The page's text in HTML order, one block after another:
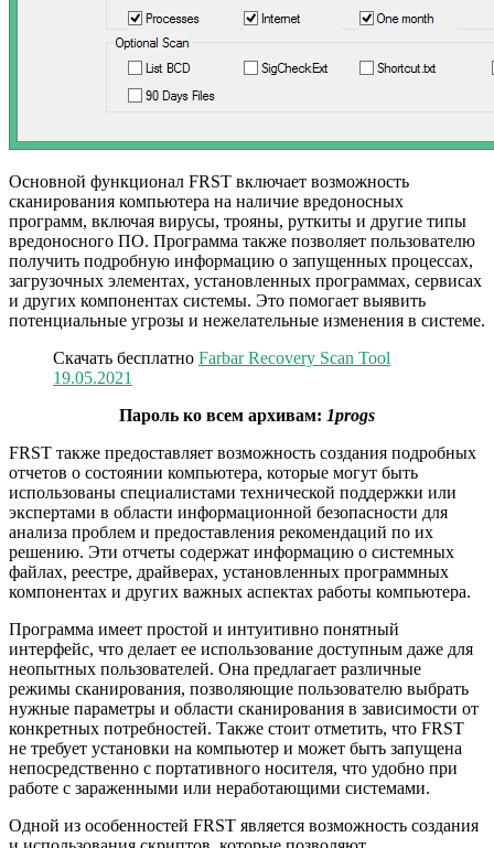
Основной функционал FRST включает возможность
сканирования компьютера на наличие вредоносных
программ, включая вирусы, трояны, руткиты и другие типы
вредоносного ПО. Программа также позволяет пользователю
получить подробную информацию о запущенных процессах,
загрузочных элементах, установленных программах, сервисах
и других компонентах системы. Это помогает выявить
потенциальные угрозы и нежелательные изменения в системе.
Скачать бесплатно Farbar Recovery Scan Tool
19.05.2021
Пароль ко всем архивам: 1progs
FRST также предоставляет возможность создания подробных
отчетов о состоянии компьютера, которые могут быть
использованы специалистами технической поддержки или
экспертами в области информационной безопасности для
анализа проблем и предоставления рекомендаций по их
решению. Эти отчеты содержат информацию о системных
файлах, реестре, драйверах, установленных программных
компонентах и других важных аспектах работы компьютера.
Программа имеет простой и интуитивно понятный
интерфейс, что делает ее использование доступным даже для
неопытных пользователей. Она предлагает различные
режимы сканирования, позволяющие пользователю выбрать
нужные параметры и области сканирования в зависимости от
конкретных потребностей. Также стоит отметить, что FRST
не требует установки на компьютер и может быть запущена
непосредственно с портативного носителя, что удобно при
работе с зараженными или неработающими системами.
Одной из особенностей FRST является возможность создания